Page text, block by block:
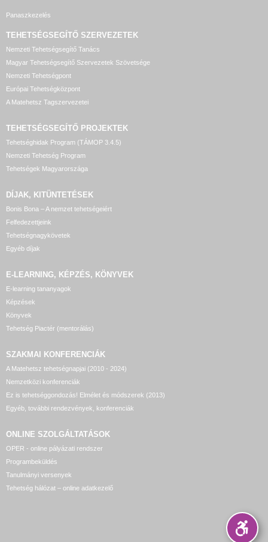
Panaszkezelés
TEHETSÉGSEGÍTŐ SZERVEZETEK
Nemzeti Tehetségsegítő Tanács
Magyar Tehetségsegítő Szervezetek Szövetsége
Nemzeti Tehetségpont
Európai Tehetségközpont
A Matehetsz Tagszervezetei
TEHETSÉGSEGÍTŐ PROJEKTEK
Tehetséghidak Program (TÁMOP 3.4.5)
Nemzeti Tehetség Program
Tehetségek Magyarországa
DÍJAK, KITÜNTETÉSEK
Bonis Bona – A nemzet tehetségeiért
Felfedezettjeink
Tehetségnagykövetek
Egyéb díjak
E-LEARNING, KÉPZÉS, KÖNYVEK
E-learning tananyagok
Képzések
Könyvek
Tehetség Piactér (mentorálás)
SZAKMAI KONFERENCIÁK
A Matehetsz tehetségnapjai (2010 - 2024)
Nemzetközi konferenciák
Ez is tehetséggondozás! Elmélet és módszerek (2013)
Egyéb, további rendezvények, konferenciák
ONLINE SZOLGÁLTATÁSOK
OPER - online pályázati rendszer
Programbeküldés
Tanulmányi versenyek
Tehetség hálózat – online adatkezelő